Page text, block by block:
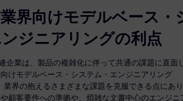
界向けモデルベース・
ジニアリングの利点
企業は、製品の複雑化に伴って共通の課題に直面
けモデルベース・システム・エンジニアリング
業界の抱えるさまざまな課題を克服できる点にあり
顧客要件への準拠や、煩雑な文書中心のエンジニ